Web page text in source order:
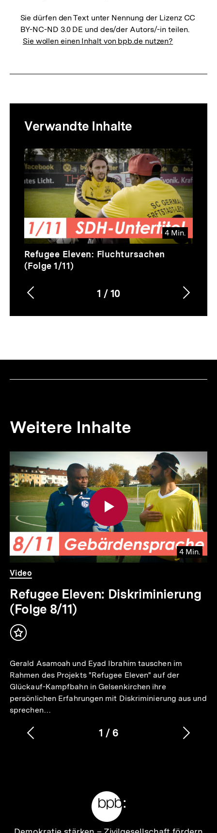
Sie dürfen den Text unter Nennung der Lizenz CC
BY-NC-ND 3.0 DE und des/der Autors/-in teilen.
Sie wollen einen Inhalt von bpb.de nutzen?
zur
Thematik
Verwandte Inhalte
Inhaltskarussell
überspringen
4 Min.
Video
Dauer
4
Min.
Refugee Eleven: Fluchtursachen
(Folge 1/11)
Karussellinhalt
1
von
/ 10
Vorherigen
Inhalt
Inhalt
Weitere Inhalte
Inhaltskarousell
für
weitere
Inhalte
Inhaltskarussell
überspringen
4 Min.
Video
Dauer
4
Min.
Video
Refugee Eleven: Diskriminierung
(Folge 8/11)
Inhalt
Gerald Asamoah und Eyad Ibrahim tauschen im
Rahmen des Projekts "Refugee Eleven" auf der
Glückauf-Kampfbahn in Gelsenkirchen ihre
persönlichen Erfahrungen mit Diskriminierung aus und
sprechen…
Karussellinhalt
1
von
/ 6
Vorherigen